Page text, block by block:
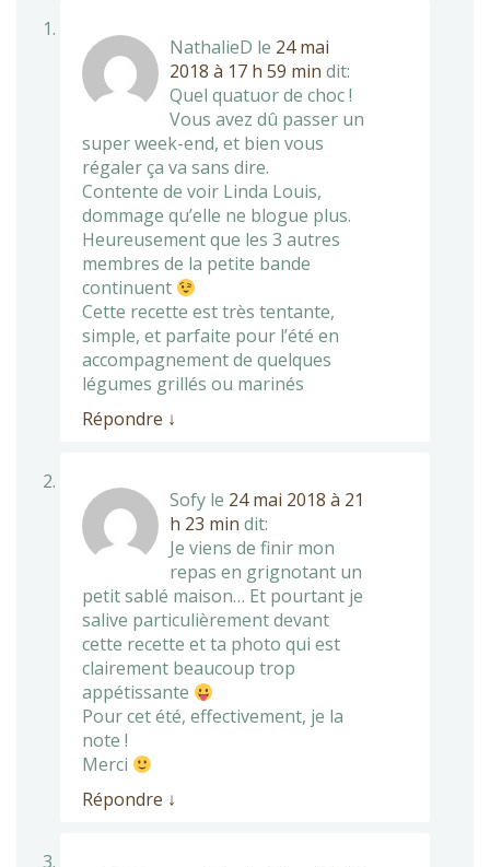
NathalieD le 24 mai
2018 à 17 h 59 min dit:
Quel quatuor de choc !
Vous avez dû passer un
super week-end, et bien vous
régaler ça va sans dire.
Contente de voir Linda Louis,
dommage qu’elle ne blogue plus.
Heureusement que les 3 autres
membres de la petite bande
continuent
Cette recette est très tentante,
simple, et parfaite pour l’été en
accompagnement de quelques
légumes grillés ou marinés
Répondre ↓
Sofy le 24 mai 2018 à 21
h 23 min dit:
Je viens de finir mon
repas en grignotant un
petit sablé maison… Et pourtant je
salive particulièrement devant
cette recette et ta photo qui est
clairement beaucoup trop
appétissante
Pour cet été, effectivement, je la
note !
Merci
Répondre ↓